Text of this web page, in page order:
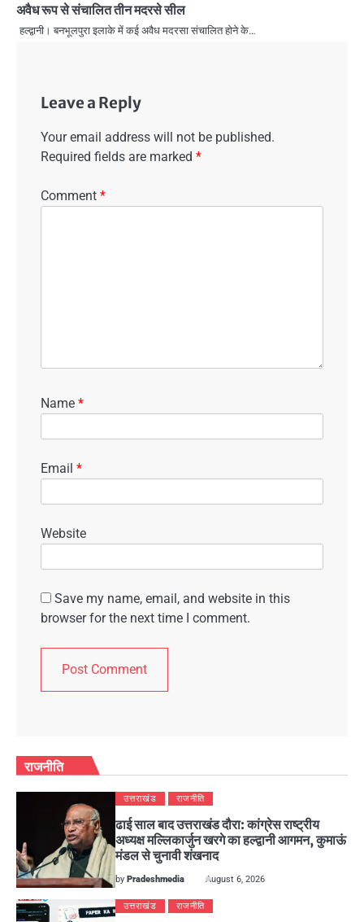
अवैध रूप से संचालित तीन मदरसे सील
हल्द्वानी। बनभूलपुरा इलाके में कई अवैध मदरसा संचालित होने के…
Leave a Reply
Your email address will not be published.
Required fields are marked *
Comment *
Name *
Email *
Website
Save my name, email, and website in this
browser for the next time I comment.
राजनीति
उत्तराखंड राजनीति
ढाई साल बाद उत्तराखंड दौरा: कांग्रेस राष्ट्रीय
अध्यक्ष मल्लिकार्जुन खरगे का हल्द्वानी आगमन, कुमाऊं
मंडल से चुनावी शंखनाद
byPradeshmedia August 6, 2026
उत्तराखंड राजनीति